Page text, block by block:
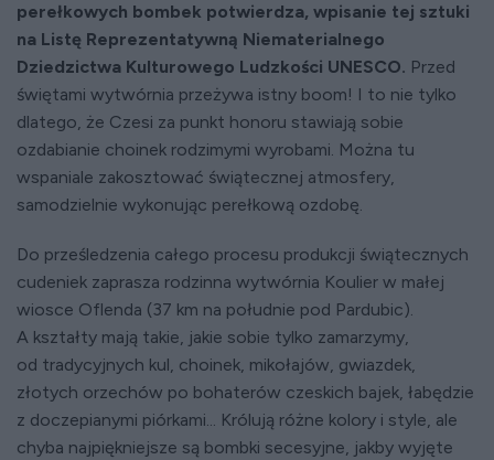
perełkowych bombek potwierdza, wpisanie tej sztuki
na Listę Reprezentatywną Niematerialnego
Dziedzictwa Kulturowego Ludzkości UNESCO. Przed
świętami wytwórnia przeżywa istny boom! I to nie tylko
dlatego, że Czesi za punkt honoru stawiają sobie
ozdabianie choinek rodzimymi wyrobami. Można tu
wspaniale zakosztować świątecznej atmosfery,
samodzielnie wykonując perełkową ozdobę.
Do prześledzenia całego procesu produkcji świątecznych
cudeniek zaprasza rodzinna wytwórnia Koulier w małej
wiosce Oflenda (37 km na południe pod Pardubic).
A kształty mają takie, jakie sobie tylko zamarzymy,
od tradycyjnych kul, choinek, mikołajów, gwiazdek,
złotych orzechów po bohaterów czeskich bajek, łabędzie
z doczepianymi piórkami... Królują różne kolory i style, ale
chyba najpiękniejsze są bombki secesyjne, jakby wyjęte